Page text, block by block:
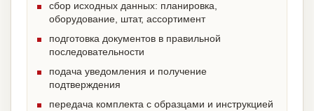
сбор исходных данных: планировка,
оборудование, штат, ассортимент
подготовка документов в правильной
последовательности
подача уведомления и получение
подтверждения
передача комплекта с образцами и инструкцией